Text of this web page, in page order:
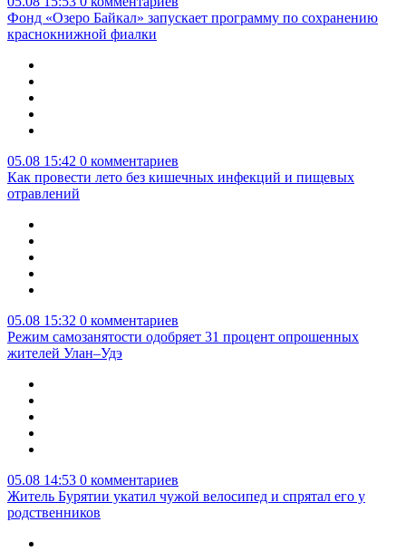
Фонд «Озеро Байкал» запускает программу по сохранению
краснокнижной фиалки
05.08 15:42 0 комментариев
Как провести лето без кишечных инфекций и пищевых
отравлений
05.08 15:32 0 комментариев
Режим самозанятости одобряет 31 процент опрошенных
жителей Улан–Удэ
05.08 14:53 0 комментариев
Житель Бурятии укатил чужой велосипед и спрятал его у
родственников